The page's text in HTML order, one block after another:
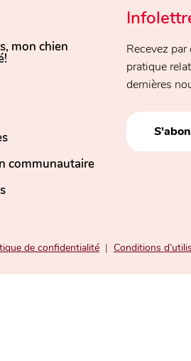
mon chien
communautaire
Recevez
pratique
dernières
de confidentialité | Conditions